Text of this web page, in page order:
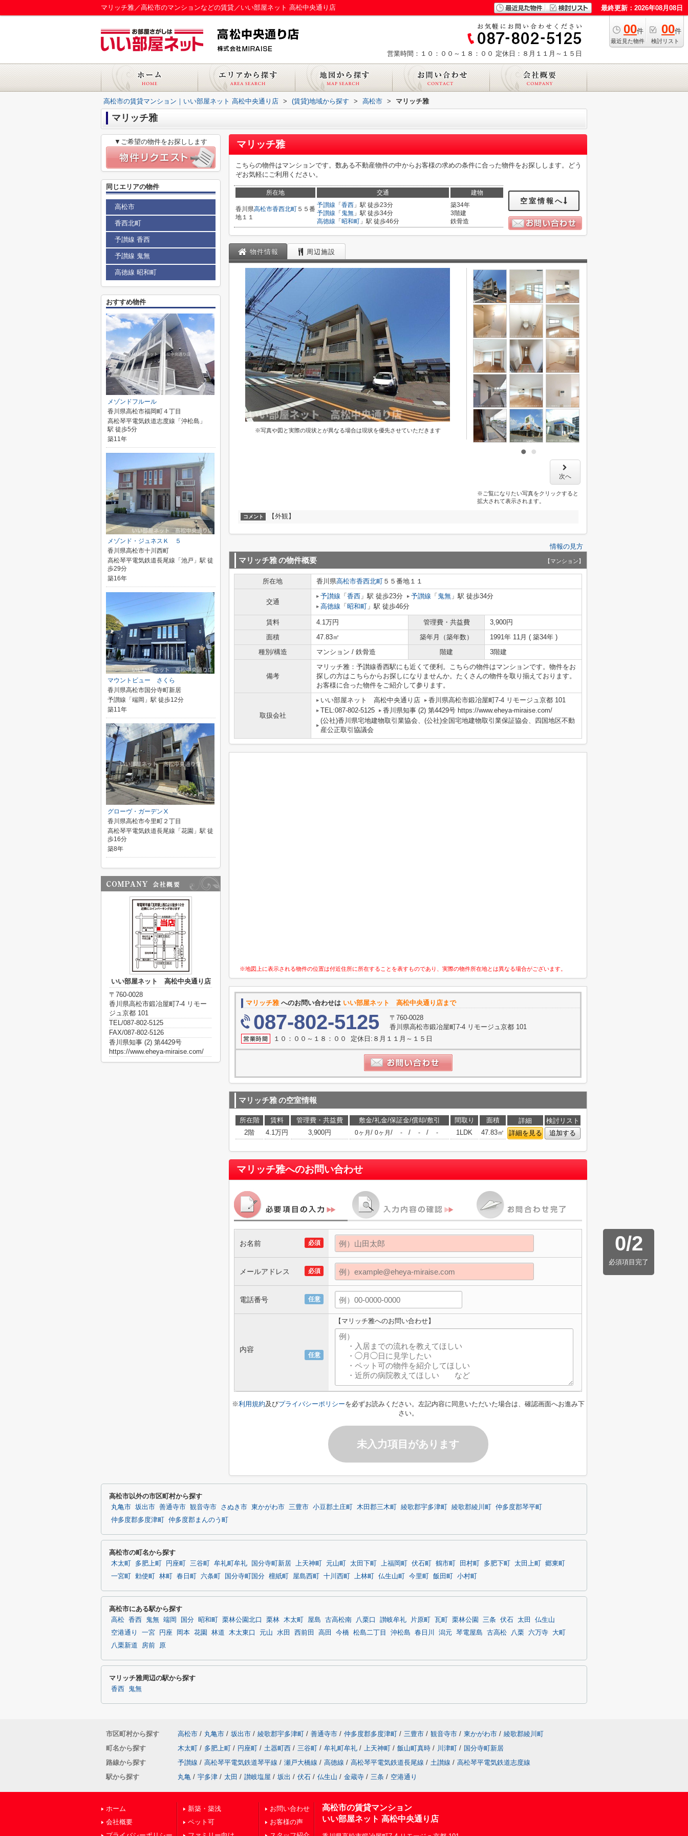
マリッチ雅／高松市のマンションなどの賃貸／いい部屋ネット 高松中央通り店 最終更新：2026年08月08日
00件
最近見た物件
00件
検討リスト
営業時間：１０：００～１８：００ 定休日：８月１１月～１５日
高松市の賃貸マンション｜いい部屋ネット 高松中央通り店 > (賃貸)地域から探す > 高松市 > マリッチ雅
マリッチ雅
マリッチ雅
こちらの物件はマンションです。数ある不動産物件の中からお客様の求めの条件に合った物件をお探しします。どう
ぞお気軽にご利用ください。
所在地 交通 建物
香川県高松市香西北町 ５５番
地１１
予讃線 「 香西 」駅 徒歩23分
予讃線 「 鬼無 」駅 徒歩34分
高徳線 「 昭和町 」駅 徒歩46分
築34年
3階建
鉄骨造
空室情報へ
物件情報 周辺施設
※写真や図と実際の現状とが異なる場合は現状を優先させていただきます
次へ
※ご覧になりたい写真をクリックすると
拡大されて表示されます。
コメント 【外観】
情報の見方
マリッチ雅の物件概要 【マンション】
所在地 香川県高松市香西北町 ５５番地１１
交通
予讃線 「 香西 」駅 徒歩23分 予讃線 「 鬼無 」駅 徒歩34分
高徳線 「 昭和町 」駅 徒歩46分
賃料 4.1万円 管理費・共益費
3,900円
面積
47.83㎡ 築年月（築年数）
1991年 11月 ( 築34年 )
種別/構造
マンション / 鉄骨造 階建 3階建
備考
マリッチ雅：予讃線香西駅にも近くて便利。こちらの物件はマンションです。物件をお
探しの方はこちらからお探しになりませんか。たくさんの物件を取り揃えております。
お客様に合った物件をご紹介して参ります。
取扱会社
いい部屋ネット 高松中央通り店
香川県高松市鍛冶屋町7-4 リモージュ京都 101
TEL:087-802-5125
香川県知事 (2) 第4429号 https://www.eheya-miraise.com/
(公社)香川県宅地建物取引業協会、(公社)全国宅地建物取引業保証協会、四国地区不動
産公正取引協議会
※地図上に表示される物件の位置は付近住所に所在することを表すものであり、実際の物件所在地とは異なる場合がございます。
マリッチ雅へのお問い合わせは いい部屋ネット 高松中央通り店まで
087-802-5125
〒760-0028
香川県高松市鍛冶屋町7-4 リモージュ京都 101
１０：００～１８：００ 定休日:８月１１月～１５日
マリッチ雅の空室情報
所在階 賃料 管理費・共益費 敷金/礼金/保証金/償却/敷引 間取り 面積 詳細
検討リスト
2階
4.1万円 3,900円 0ヶ月 / 0ヶ月 / - / - / - 1LDK 47.83㎡ 詳細を見る 追加する
マリッチ雅へのお問い合わせ
0/2
必須項目完了
必須
お名前
必須
メールアドレス
任意
電話番号
任意
内容
【マリッチ雅へのお問い合わせ】
※利用規約及びプライバシーポリシーを必ずお読みください。左記内容に同意いただいた場合は、確認画面へお進み下
さい。
未入力項目があります
▼ご希望の物件をお探しします
同じエリアの物件
高松市
香西北町
予讃線 香西
予讃線 鬼無
高徳線 昭和町
おすすめ物件
メゾンドフルール
香川県高松市福岡町４丁目
高松琴平電気鉄道志度線「沖松島」
駅 徒歩5分
築11年
メゾンド・ジュネスＫ ５
香川県高松市十川西町
高松琴平電気鉄道長尾線「池戸」駅 徒
歩29分
築16年
マウントビュー さくら
香川県高松市国分寺町新居
予讃線「端岡」駅 徒歩12分
築11年
グローヴ・ガーデンⅩ
香川県高松市今里町２丁目
高松琴平電気鉄道長尾線「花園」駅 徒
歩16分
築8年
いい部屋ネット 高松中央通り店
〒760-0028
香川県高松市鍛冶屋町7-4 リモー
ジュ京都 101
TEL/087-802-5125
FAX/087-802-5126
香川県知事 (2) 第4429号
https://www.eheya-miraise.com/
高松市以外の市区町村から探す
丸亀市 坂出市 善通寺市 観音寺市 さぬき市 東かがわ市 三豊市 小豆郡土庄町 木田郡三木町 綾歌郡宇多津町 綾歌郡綾川町
仲多度郡琴平町
仲多度郡多度津町
仲多度郡まんのう町
高松市の町名から探す
木太町 多肥上町 円座町 三谷町 牟礼町牟礼 国分寺町新居 上天神町 元山町 太田下町 上福岡町 伏石町 鶴市町 田村町 多肥下町 太田上町
郷東町
一宮町
勅使町 林町 春日町 六条町 国分寺町国分 檀紙町 屋島西町 十川西町 上林町 仏生山町 今里町 飯田町 小村町
高松市にある駅から探す
高松 香西 鬼無 端岡 国分 昭和町 栗林公園北口 栗林 木太町 屋島 古高松南 八栗口 讃岐牟礼 片原町 瓦町 栗林公園 三条 伏石 太田
仏生山
空港通り
一宮 円座 岡本 花園 林道 木太東口 元山 水田 西前田 高田 今橋 松島二丁目 沖松島 春日川 潟元 琴電屋島 古高松 八栗 六万寺
大町
八栗新道
房前 原
マリッチ雅周辺の駅から探す
香西 鬼無
市区町村から探す 高松市 / 丸亀市 / 坂出市 / 綾歌郡宇多津町 / 善通寺市 / 仲多度郡多度津町 / 三豊市 / 観音寺市 / 東かがわ市 / 綾歌郡綾川町
町名から探す
木太町 / 多肥上町 / 円座町 / 土器町西 / 三谷町 / 牟礼町牟礼 / 上天神町 / 飯山町真時 / 川津町 / 国分寺町新居
路線から探す
予讃線 / 高松琴平電気鉄道琴平線 / 瀬戸大橋線 / 高徳線 / 高松琴平電気鉄道長尾線 / 土讃線 / 高松琴平電気鉄道志度線
駅から探す
丸亀 / 宇多津 / 太田 / 讃岐塩屋 / 坂出 / 伏石 / 仏生山 / 金蔵寺 / 三条 / 空港通り
ホーム
会社概要
新築・築浅
ペット可
お問い合わせ
お客様の声
高松市の賃貸マンション
いい部屋ネット 高松中央通り店